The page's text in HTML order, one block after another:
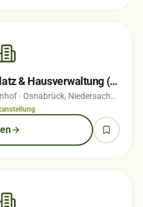
Manager/in Campingplatz & Hausverwaltung (w/m/d) Teil-/Vollzeit
· Osnabrück, Niedersachsen